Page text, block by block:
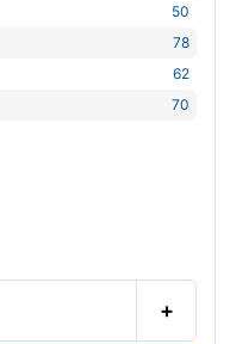
50
78
62
70
+